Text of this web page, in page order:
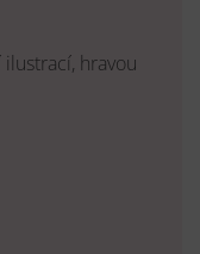
hravou